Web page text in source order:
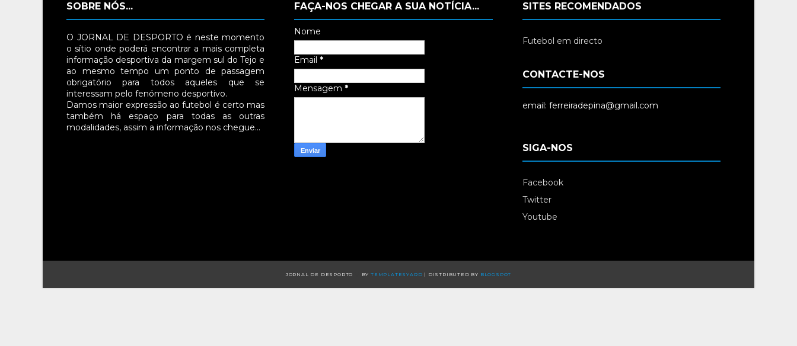
SOBRE NÓS...
O JORNAL DE DESPORTO é neste momento
o sítio onde poderá encontrar a mais completa
informação desportiva da margem sul do Tejo e
ao mesmo tempo um ponto de passagem
obrigatório para todos aqueles que se
interessam pelo fenómeno desportivo.
Damos maior expressão ao futebol é certo mas
também há espaço para todas as outras
modalidades, assim a informação nos chegue…
FAÇA-NOS CHEGAR A SUA NOTÍCIA...
Nome
Email *
Mensagem *
SITES RECOMENDADOS
Futebol em directo
CONTACTE-NOS
email: ferreiradepina@gmail.com
SIGA-NOS
Facebook
Twitter
Youtube
JORNAL DE DESPORTO BY TEMPLATESYARD | DISTRIBUTED BY BLOGSPOT